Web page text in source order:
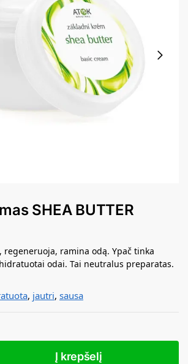
SHEA BUTTER
ramina odą. Ypač tinka
odai. Tai neutralus preparatas.
, jautri, sausa
Į krepšelį